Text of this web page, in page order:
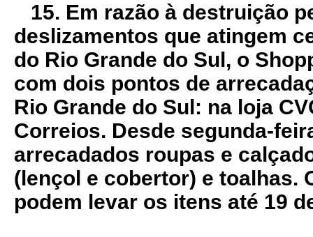
15. Em razão à destruição
deslizamentos que atingem
do Rio Grande do Sul, o
com dois pontos de
Rio Grande do Sul: na loja
Correios. Desde segunda-
arrecadados roupas e
(lençol e cobertor) e toalhas.
podem levar os itens até 19